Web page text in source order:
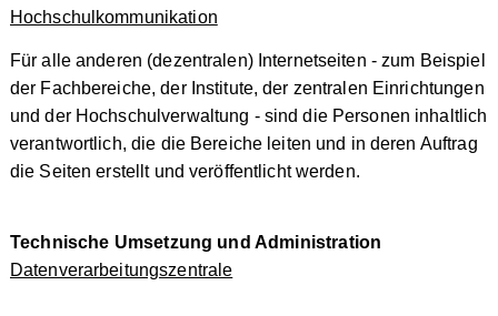
Hochschulkommunikation
Für alle anderen (dezentralen) Internetseiten - zum Beispiel
der Fachbereiche, der Institute, der zentralen Einrichtungen
und der Hochschulverwaltung - sind die Personen inhaltlich
verantwortlich, die die Bereiche leiten und in deren Auftrag
die Seiten erstellt und veröffentlicht werden.
Technische Umsetzung und Administration
Datenverarbeitungszentrale